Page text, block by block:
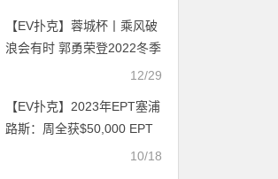
【EV扑克】蓉城杯丨乘风破
浪会有时 郭勇荣登2022冬季
12/29
【EV扑克】2023年EPT塞浦
路斯：周全获$50,000 EPT
10/18